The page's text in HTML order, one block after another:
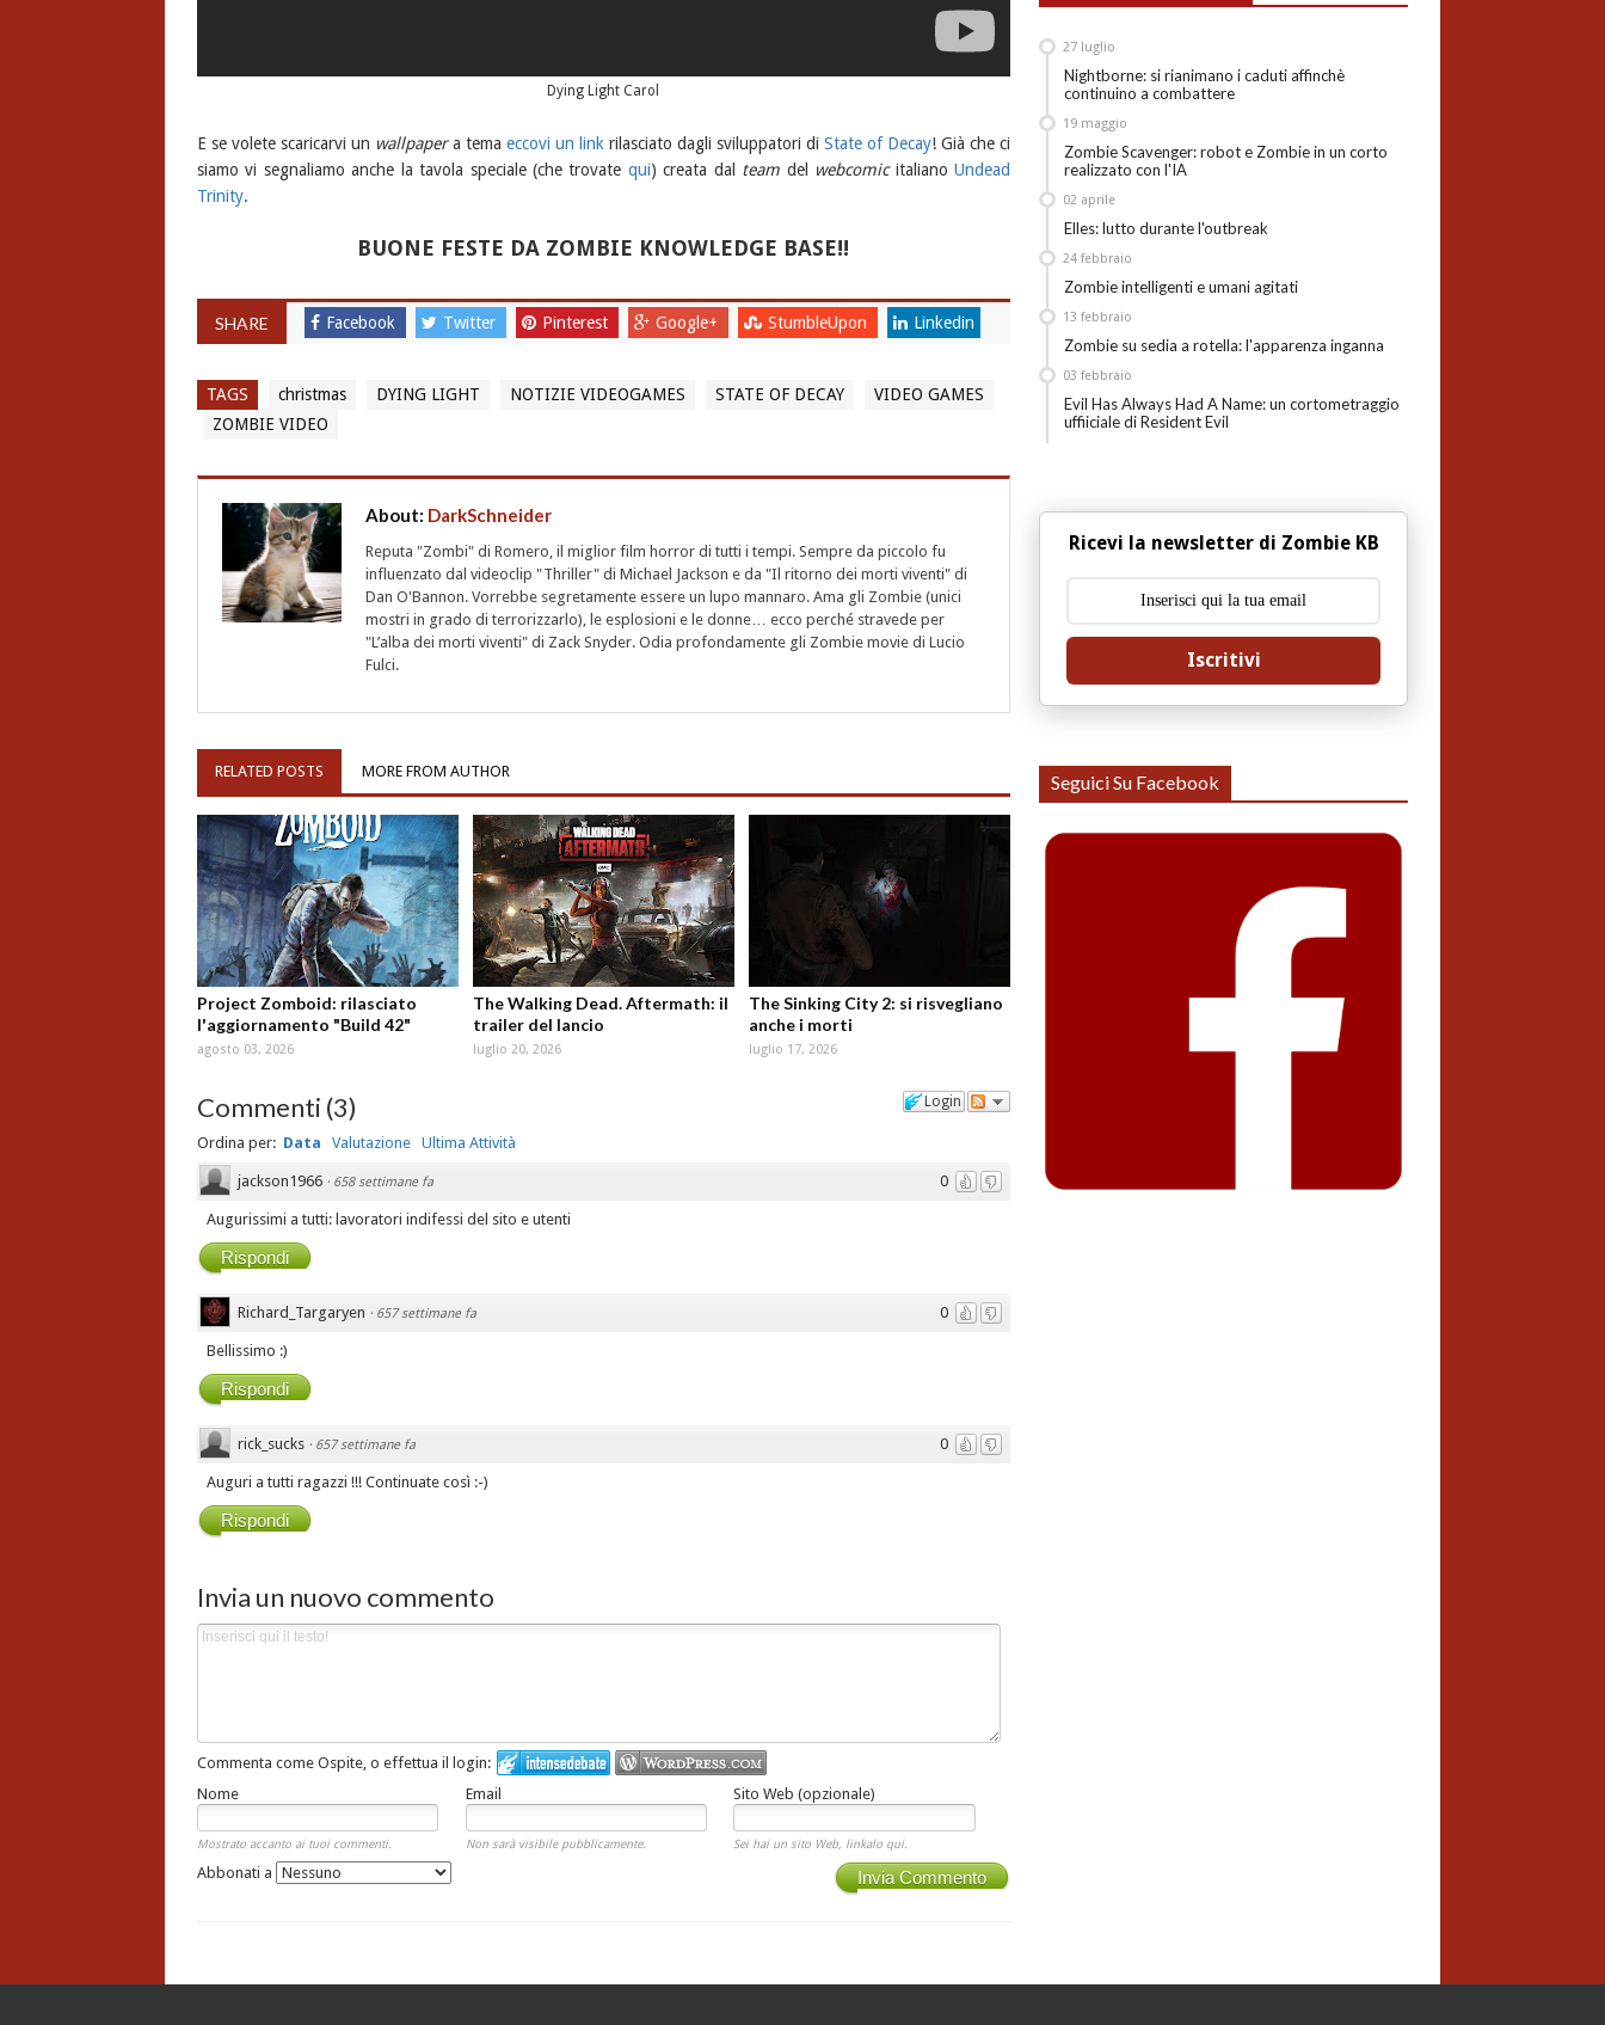
Dying Light Carol
E se volete scaricarvi un wallpapera tema eccovi un link rilasciato dagli sviluppatori diState of Decay! Già che ci
siamo vi segnaliamo anche la tavola speciale (che trovate qui) creata dal team del webcomicitalianoUndead
Trinity.
BUONE FESTE DA ZOMBIE KNOWLEDGE BASE!!
SHARE Facebook Twitter Pinterest Google+ StumbleUpon Linkedin
TAGS christmas DYING LIGHT NOTIZIE VIDEOGAMES STATE OF DECAY
VIDEO GAMES
ZOMBIE VIDEO
About: DarkSchneider
Reputa "Zombi" di Romero, il miglior film horror di tutti i tempi. Sempre da piccolo fu
influenzato dal videoclip "Thriller" di Michael Jackson e da "Il ritorno dei morti viventi" di
Dan O'Bannon. Vorrebbe segretamente essere un lupo mannaro. Ama gli Zombie (unici
mostri in grado di terrorizzarlo), le esplosioni e le donne… ecco perché stravede per
"L’alba dei morti viventi" di Zack Snyder. Odia profondamente gli Zombie movie di Lucio
Fulci.
RELATED POSTS MORE FROM AUTHOR
Project Zomboid: rilasciato
l'aggiornamento "Build 42"
agosto 03, 2026
The Walking Dead. Aftermath: il
trailer del lancio
luglio 20, 2026
The Sinking City 2: si risvegliano
anche i morti
luglio 17, 2026
Login
Commenti (3)
Ordina per: Data Valutazione Ultima Attività
0
jackson1966 · 658 settimane fa
Augurissimi a tutti: lavoratori indifessi del sito e utenti
Rispondi
0
Richard_Targaryen · 657 settimane fa
Bellissimo :)
Rispondi
0
rick_sucks · 657 settimane fa
Auguri a tutti ragazzi !!! Continuate così :-)
Rispondi
Invia un nuovo commento
Commenta come Ospite, o effettua il login:
Nome
Email Sito Web (opzionale)
Mostrato accanto ai tuoi commenti. Non sarà visibile pubblicamente. Sei hai un sito Web, linkalo qui.
Invia Commento
Abbonati a
Nightborne: si rianimano i caduti affinchè
continuino a combattere
27 luglio
Zombie Scavenger: robot e Zombie in un corto
realizzato con l'IA
19 maggio
Elles: lutto durante l'outbreak
02 aprile
Zombie intelligenti e umani agitati
24 febbraio
Zombie su sedia a rotella: l'apparenza inganna
13 febbraio
Evil Has Always Had A Name: un cortometraggio
uffiiciale di Resident Evil
03 febbraio
Ricevi la newsletter di Zombie KB
Iscritivi
Seguici Su Facebook